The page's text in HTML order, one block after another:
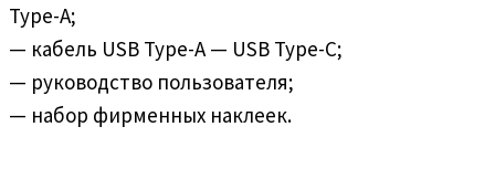
Type-A;
— кабель USB Type-A — USB Type-C;
— руководство пользователя;
— набор фирменных наклеек.